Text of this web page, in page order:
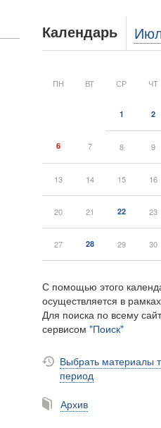
Календарь
ПН ВТ СР ЧТ
1 2
6 7 8 9
13 14 15 16
20 21 22 23
27 28 29 30
С помощью этого
осуществляется в
Для поиска по всему
сервисом "Поиск"
Выбрать материалы
период
Архив